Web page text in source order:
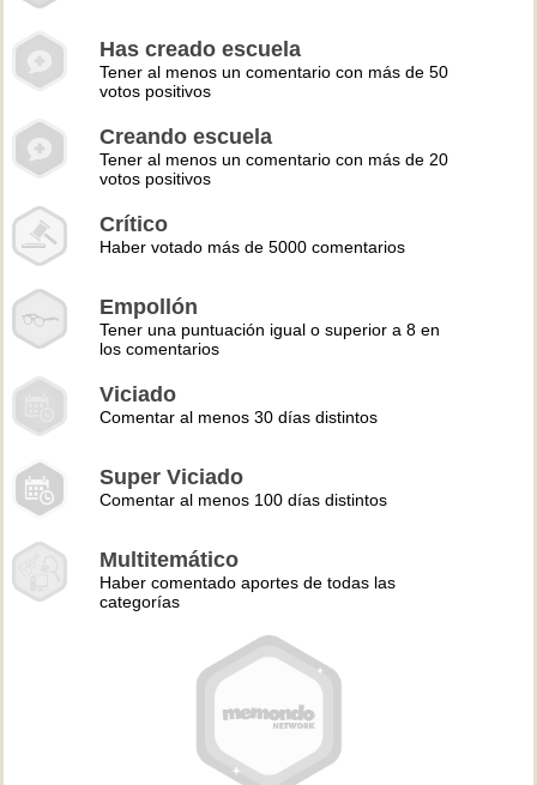
Has creado escuela
Tener al menos un comentario con más de 50
votos positivos
Creando escuela
Tener al menos un comentario con más de 20
votos positivos
Crítico
Haber votado más de 5000 comentarios
Empollón
Tener una puntuación igual o superior a 8 en
los comentarios
Viciado
Comentar al menos 30 días distintos
Super Viciado
Comentar al menos 100 días distintos
Multitemático
Haber comentado aportes de todas las
categorías